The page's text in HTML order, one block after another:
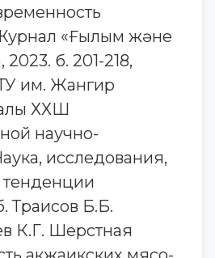
«Ғылым және
2023. б. 201-218,
им. Жангир
ХХШ
научно-
исследования,
тенденции
Траисов Б.Б.
К.Г. Шерстная